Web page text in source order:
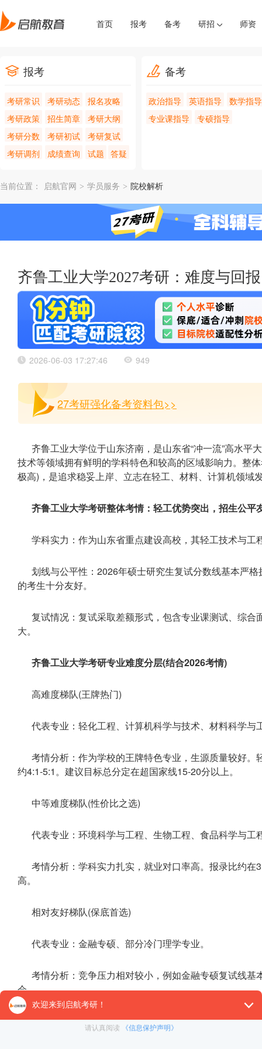
首页 报考 备考 研招 师资
报考
考研常识 考研动态
报名攻略
考研政策
招生简章
考研大纲
考研分数
考研初试
考研复试
考研调剂
成绩查询 试题 答疑
备考
政治指导 英语指导
数学指导
专业课指导
专硕指导
当前位置： 启航官网 > 学员服务 > 院校解析
齐鲁工业大学2027考研：难度与回
2026-06-03 17:27:46 949
27考研强化备考资料包>>
齐鲁工业大学位于山东济南，是山东省“冲一流”高水
技术等领域拥有鲜明的学科特色和较高的区域影响力。整
极高)，是追求稳妥上岸、立志在轻工、材料、计算机领域
齐鲁工业大学考研整体考情：轻工优势突出，招生公平
学科实力：作为山东省重点建设高校，其轻工技术与
划线与公平性：2026年硕士研究生复试分数线基本严
的考生十分友好。
复试情况：复试采取差额形式，包含专业课测试、综
大。
齐鲁工业大学考研专业难度分层(结合2026考情)
高难度梯队(王牌热门)
代表专业：轻化工程、计算机科学与技术、材料科学与
考情分析：作为学校的王牌特色专业，生源质量较好
约4:1-5:1。建议目标总分定在超国家线15-20分以上。
中等难度梯队(性价比之选)
代表专业：环境科学与工程、生物工程、食品科学与工
考情分析：学科实力扎实，就业对口率高。报录比约
高。
相对友好梯队(保底首选)
代表专业：金融专硕、部分冷门理学专业。
考情分析：竞争压力相对较小，例如金融专硕复试线
会。
齐鲁工业大学考研备考建议